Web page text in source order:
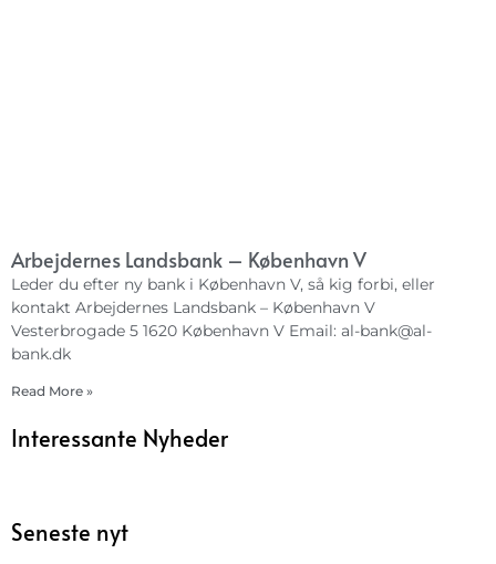
Arbejdernes Landsbank – København V
Leder du efter ny bank i København V, så kig forbi, eller
kontakt Arbejdernes Landsbank – København V
Vesterbrogade 5 1620 København V Email: al-bank@al-
bank.dk
Read More »
Interessante Nyheder
Seneste nyt